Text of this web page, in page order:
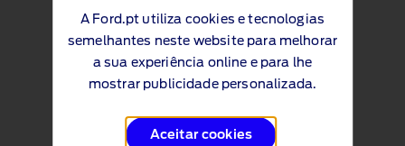
A Ford.pt utiliza cookies e tecnologias
semelhantes neste website para melhorar
a sua experiência online e para lhe
mostrar publicidade personalizada.
Aceitar cookies